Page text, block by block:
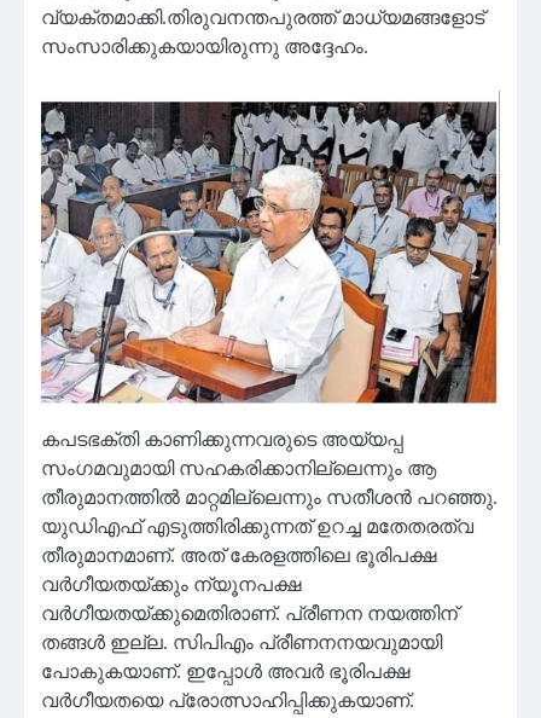
വ്യക്തമാക്കി.തിരുവനന്തപുരത്ത് മാധ്യമങ്ങളോട്
സംസാരിക്കുകയായിരുന്നു അദ്ദേഹം.
കപടഭക്തി കാണിക്കുന്നവരുടെ അയ്യപ്പ
സംഗമവുമായി സഹകരിക്കാനില്ലെന്നും ആ
തീരുമാനത്തില്‍ മാറ്റമില്ലെന്നും സതീശന്‍ പറഞ്ഞു.
യുഡിഎഫ് എടുത്തിരിക്കുന്നത് ഉറച്ച മതേതരത്വ
തീരുമാനമാണ്. അത് കേരളത്തിലെ ഭൂരിപക്ഷ
വര്‍ഗീയതയ്ക്കും ന്യൂനപക്ഷ
വര്‍ഗീയതയ്ക്കുമെതിരാണ്. പ്രീണന നയത്തിന്
തങ്ങള്‍ ഇല്ല. സിപിഎം പ്രീണനനയവുമായി
പോകുകയാണ്. ഇപ്പോള്‍ അവര്‍ ഭൂരിപക്ഷ
വര്‍ഗീയതയെ പ്രോത്സാഹിപ്പിക്കുകയാണ്.